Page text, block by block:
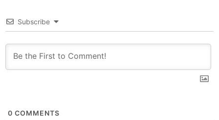
Subscribe
0 COMMENTS